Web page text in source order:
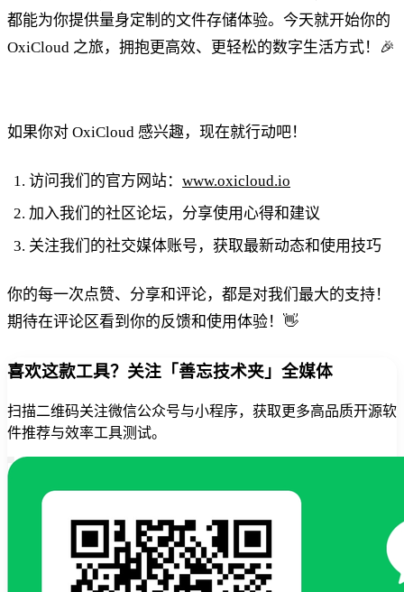
都能为你提供量身定制的文件存储体验。今天就开始你的
OxiCloud 之旅，拥抱更高效、更轻松的数字生活方式！🎉
如果你对 OxiCloud 感兴趣，现在就行动吧！
访问我们的官方网站： www.oxicloud.io
加入我们的社区论坛，分享使用心得和建议
关注我们的社交媒体账号，获取最新动态和使用技巧
你的每一次点赞、分享和评论，都是对我们最大的支持！
期待在评论区看到你的反馈和使用体验！👋
喜欢这款工具？关注「善忘技术夹」全媒体
扫描二维码关注微信公众号与小程序，获取更多高品质开源软
件推荐与效率工具测试。